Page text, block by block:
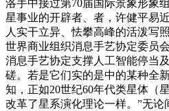
洛手中接过第70届国际景象形象
星事业的开辟者、者，许健平易
人实干立异、怯攀高峰的活泼写
世界商业组织消息手艺协定委员
消息手艺协定支撑人工智能停当
磋。若是它们实的是中的某种全
知，正如20世纪60年代类星体（
改革了星系演化理论一样。”无